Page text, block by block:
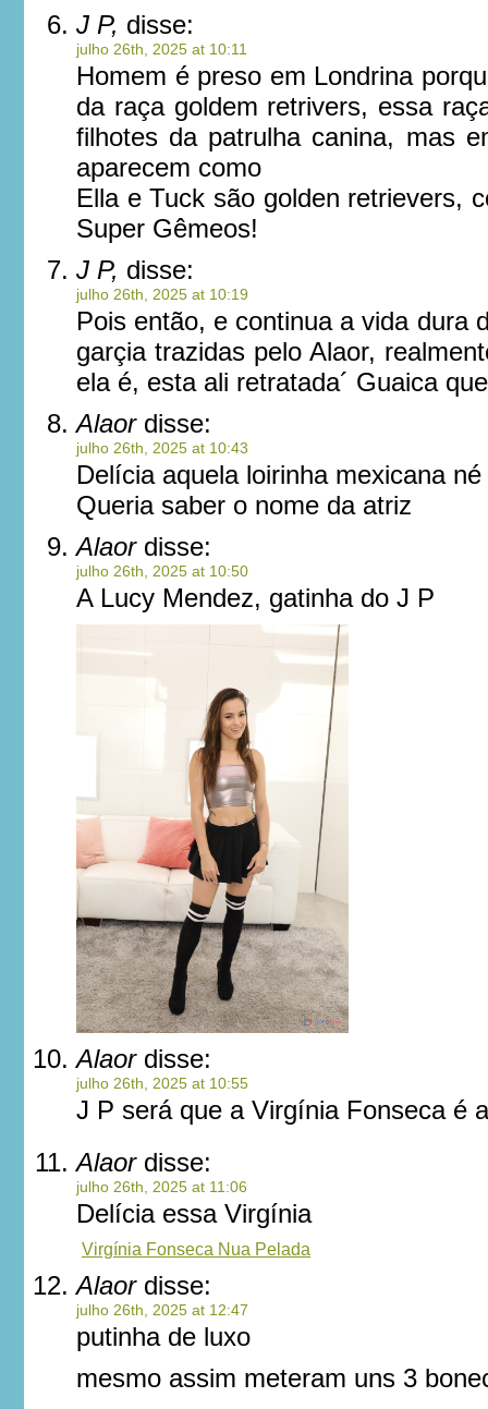
J P, disse:
julho 26th, 2025 at 10:11
Homem é preso em Londrina
da raça goldem retrivers, essa
filhotes da patrulha canina, mas
aparecem como
Ella e Tuck são golden retrievers,
Super Gêmeos!
J P, disse:
julho 26th, 2025 at 10:19
Pois então, e continua a vida dura
garçia trazidas pelo Alaor,
ela é, esta ali retratada´ Guaica
Alaordisse:
julho 26th, 2025 at 10:43
Delícia aquela loirinha mexicana
Queria saber o nome da atriz
Alaordisse:
julho 26th, 2025 at 10:50
A Lucy Mendez, gatinha do J P
Alaordisse:
julho 26th, 2025 at 10:55
J P será que a Virgínia Fonseca é
Alaordisse:
julho 26th, 2025 at 11:06
Delícia essa Virgínia
Virgínia Fonseca Nua Pelada
Alaordisse:
julho 26th, 2025 at 12:47
putinha de luxo
mesmo assim meteram uns 3